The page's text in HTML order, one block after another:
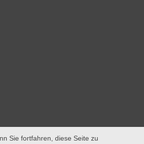
Sie fortfahren, diese Seite zu